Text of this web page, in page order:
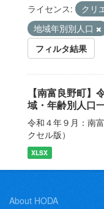
ライセンス: クリ
地域年別別人口
フィルタ結果
【南富良野町】
域・年齢別人口
令和４年９月：南
クセル版）
XLSX
About HODA